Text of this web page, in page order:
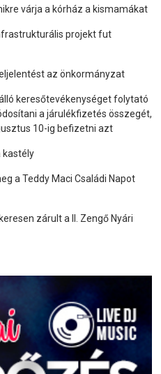
várja a kórház a kismamákat
projekt fut
az önkormányzat
keresőtevékenységet folytató
a járulékfizetés összegét,
10-ig befizetni azt
kastély
a Teddy Maci Családi Napot
zárult a II. Zengő Nyári